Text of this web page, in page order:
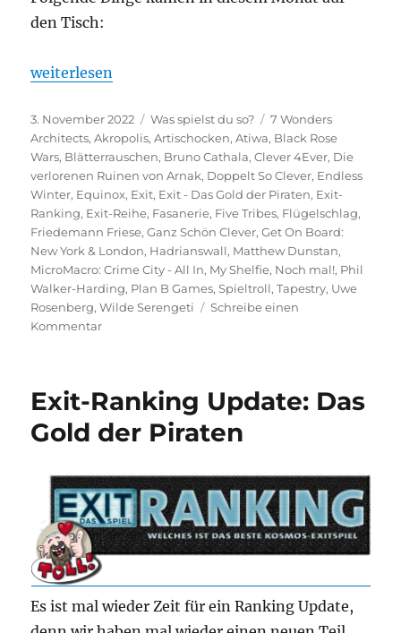
den Tisch:
„Was spielst du so? – Oktober 2022“
weiterlesen
Veröffentlicht
am
3. November 2022 Kategorien
Was spielst du so? Schlagwörter
7 Wonders
Architects,Akropolis,Artischocken,Atiwa, Black Rose
Wars, Blätterrauschen, Bruno Cathala,Clever 4Ever, Die
verlorenen Ruinen von Arnak, Doppelt So Clever, Endless
Winter, Equinox, Exit, Exit - Das Gold der Piraten, Exit-
Ranking, Exit-Reihe, Fasanerie, Five Tribes, Flügelschlag,
Friedemann Friese,Ganz Schön Clever,Get On Board:
New York & London, Hadrianswall, Matthew Dunstan,
MicroMacro: Crime City - All In, My Shelfie, Noch mal!, Phil
Walker-Harding, Plan B Games,Spieltroll,Tapestry, Uwe
Rosenberg,Wilde Serengeti
Schreibe einen
Kommentarzu
so?
Oktober
Exit-Ranking Update: Das
Gold der Piraten
Es ist mal wieder Zeit für ein Ranking Update,